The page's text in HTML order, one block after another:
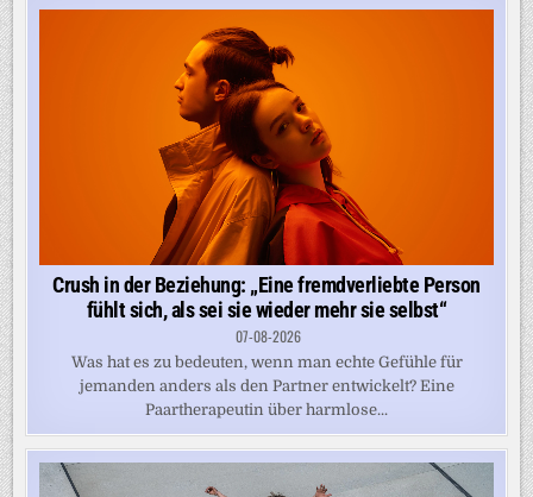
Crush in der Beziehung: „Eine fremdverliebte Person
fühlt sich, als sei sie wieder mehr sie selbst“
07-08-2026
Was hat es zu bedeuten, wenn man echte Gefühle für
jemanden anders als den Partner entwickelt? Eine
Paartherapeutin über harmlose...